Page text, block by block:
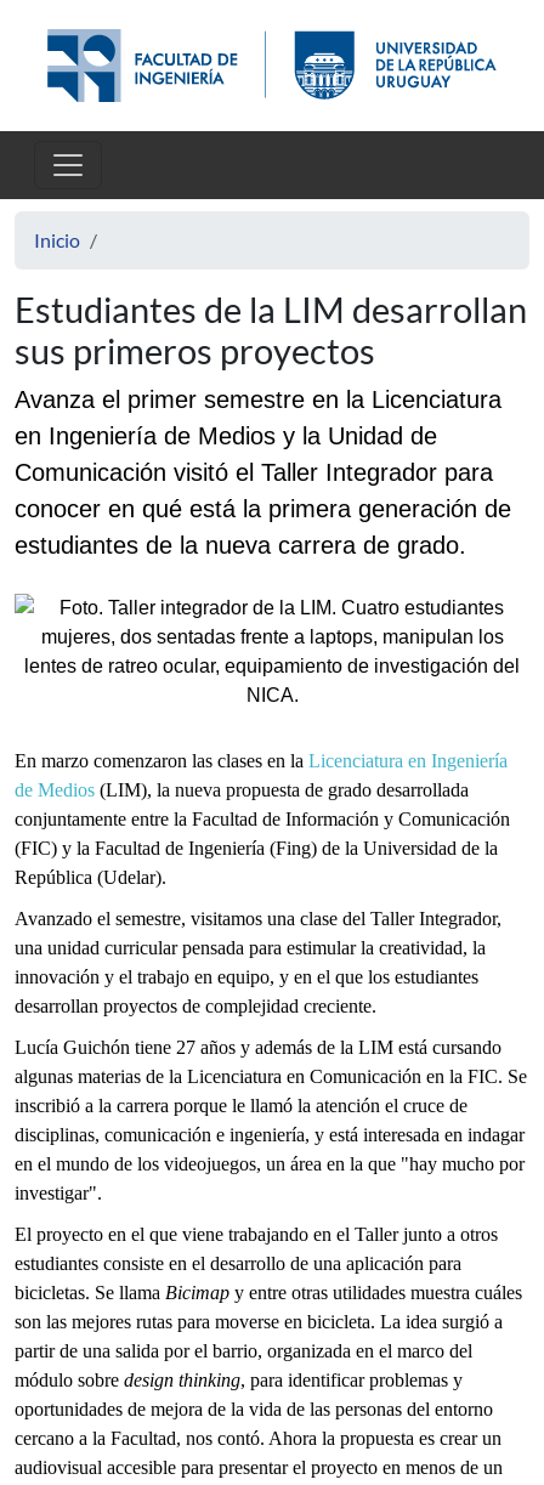
Inicio
Estudiantes de la LIM desarrollan
sus primeros proyectos
Avanza el primer semestre en la Licenciatura
en Ingeniería de Medios y la Unidad de
Comunicación visitó el Taller Integrador para
conocer en qué está la primera generación de
estudiantes de la nueva carrera de grado.
En marzo comenzaron las clases en la Licenciatura en Ingeniería
de Medios (LIM), la nueva propuesta de grado desarrollada
conjuntamente entre la Facultad de Información y Comunicación
(FIC) y la Facultad de Ingeniería (Fing) de la Universidad de la
República (Udelar).
Avanzado el semestre, visitamos una clase del Taller Integrador,
una unidad curricular pensada para estimular la creatividad, la
innovación y el trabajo en equipo, y en el que los estudiantes
desarrollan proyectos de complejidad creciente.
Lucía Guichón tiene 27 años y además de la LIM está cursando
algunas materias de la Licenciatura en Comunicación en la FIC. Se
inscribió a la carrera porque le llamó la atención el cruce de
disciplinas, comunicación e ingeniería, y está interesada en indagar
en el mundo de los videojuegos, un área en la que "hay mucho por
investigar".
El proyecto en el que viene trabajando en el Taller junto a otros
estudiantes consiste en el desarrollo de una aplicación para
bicicletas. Se llama Bicimap y entre otras utilidades muestra cuáles
son las mejores rutas para moverse en bicicleta. La idea surgió a
partir de una salida por el barrio, organizada en el marco del
módulo sobre design thinking, para identificar problemas y
oportunidades de mejora de la vida de las personas del entorno
cercano a la Facultad, nos contó. Ahora la propuesta es crear un
audiovisual accesible para presentar el proyecto en menos de un